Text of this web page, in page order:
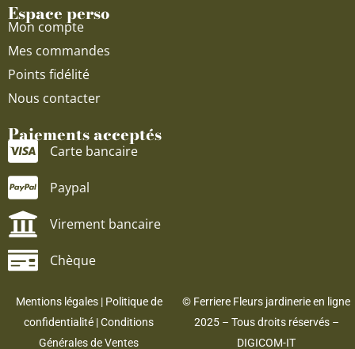
Espace perso
Mon compte
Mes commandes
Points fidélité
Nous contacter
Paiements acceptés
Carte bancaire
Paypal
Virement bancaire
Chèque
Mentions légales| Politique de
confidentialité |Conditions
Générales de Ventes
© Ferriere Fleurs jardinerie en ligne
2025 – Tous droits réservés –
DIGICOM-IT